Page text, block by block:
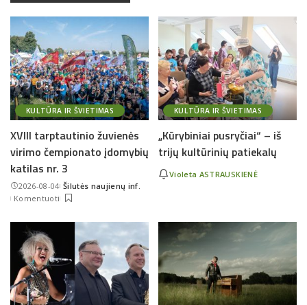
KULTŪRA IR ŠVIETIMAS
XVIII tarptautinio žuvienės
virimo čempionato įdomybių
katilas nr. 3
2026-08-04Posted
by
Šilutės naujienų inf.
Komentuoti
KULTŪRA IR ŠVIETIMAS
„Kūrybiniai pusryčiai“ – iš
trijų kultūrinių patiekalų
Violeta ASTRAUSKIENĖ